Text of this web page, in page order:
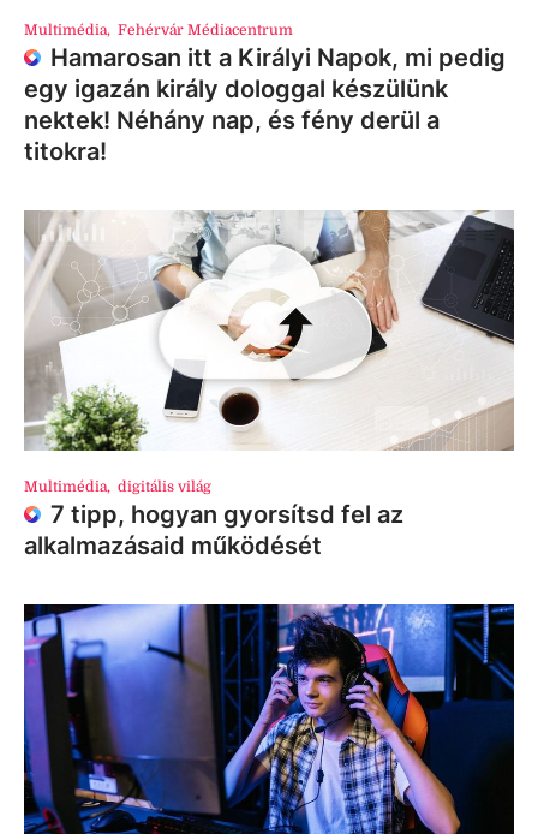
Multimédia, Fehérvár Médiacentrum
Hamarosan itt a Királyi Napok, mi pedig
egy igazán király dologgal készülünk
nektek! Néhány nap, és fény derül a
titokra!
Multimédia, digitális világ
7 tipp, hogyan gyorsítsd fel az
alkalmazásaid működését